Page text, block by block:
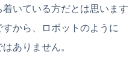
いている方だとは思います
から、ロボットのように
ありません。